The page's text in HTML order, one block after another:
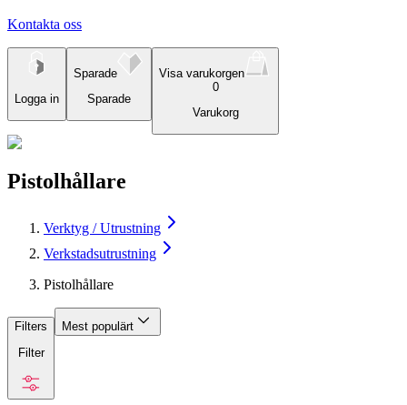
Kontakta oss
Logga in
Sparade
Sparade
Visa varukorgen
0
Varukorg
Pistolhållare
Verktyg / Utrustning
Verkstadsutrustning
Pistolhållare
Filters
Filter
Mest populärt